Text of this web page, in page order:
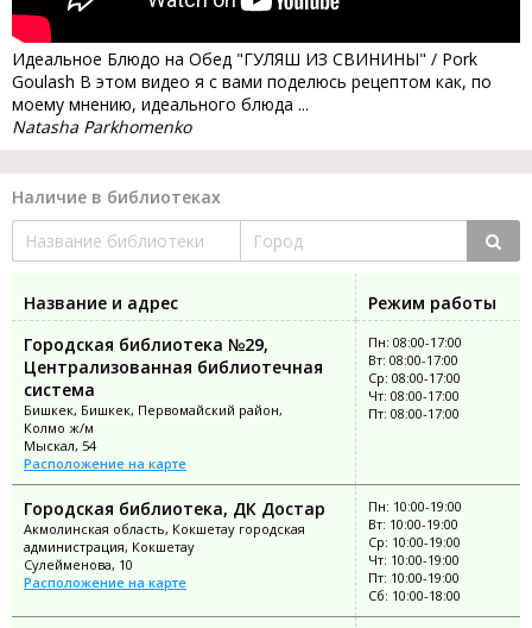
Идеальное Блюдо на Обед "ГУЛЯШ ИЗ СВИНИНЫ" / Pork
Goulash В этом видео я с вами поделюсь рецептом как, по
моему мнению, идеального блюда ...
Natasha Parkhomenko
Наличие в библиотеках
Название и адрес
Режим работы
Городская библиотека №29,
Централизованная библиотечная
система
Бишкек, Бишкек, Первомайский район,
Колмо ж/м
Мыскал, 54
Расположение на карте
Пн: 08:00-17:00
Вт: 08:00-17:00
Ср: 08:00-17:00
Чт: 08:00-17:00
Пт: 08:00-17:00
Городская библиотека, ДК Достар
Акмолинская область, Кокшетау городская
администрация, Кокшетау
Сулейменова, 10
Расположение на карте
Пн: 10:00-19:00
Вт: 10:00-19:00
Ср: 10:00-19:00
Чт: 10:00-19:00
Пт: 10:00-19:00
Сб: 10:00-18:00